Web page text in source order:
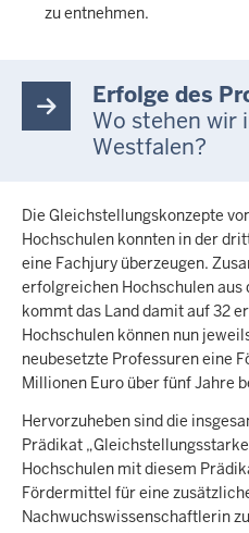
zu entnehmen.
Erfolge des
Wo stehen wir
Westfalen?
Die Gleichstellungskonzepte
Hochschulen konnten in der
eine Fachjury überzeugen.
erfolgreichen Hochschulen aus
kommt das Land damit auf 32
Hochschulen können nun
neubesetzte Professuren eine
Millionen Euro über fünf Jahre
Hervorzuheben sind die
Prädikat
Hochschulen mit diesem
Fördermittel für eine
Nachwuchswissenschaftlerin